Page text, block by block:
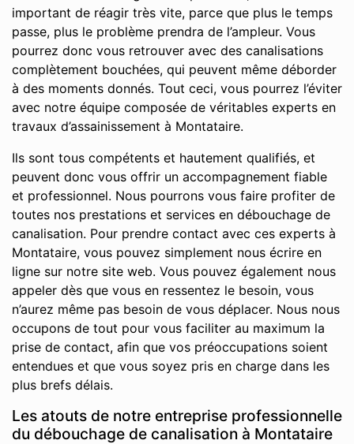
important de réagir très vite, parce que plus le temps
passe, plus le problème prendra de l’ampleur. Vous
pourrez donc vous retrouver avec des canalisations
complètement bouchées, qui peuvent même déborder
à des moments donnés. Tout ceci, vous pourrez l’éviter
avec notre équipe composée de véritables experts en
travaux d’assainissement à Montataire.
Ils sont tous compétents et hautement qualifiés, et
peuvent donc vous offrir un accompagnement fiable
et professionnel. Nous pourrons vous faire profiter de
toutes nos prestations et services en débouchage de
canalisation. Pour prendre contact avec ces experts à
Montataire, vous pouvez simplement nous écrire en
ligne sur notre site web. Vous pouvez également nous
appeler dès que vous en ressentez le besoin, vous
n’aurez même pas besoin de vous déplacer. Nous nous
occupons de tout pour vous faciliter au maximum la
prise de contact, afin que vos préoccupations soient
entendues et que vous soyez pris en charge dans les
plus brefs délais.
Les atouts de notre entreprise professionnelle
du débouchage de canalisation à Montataire